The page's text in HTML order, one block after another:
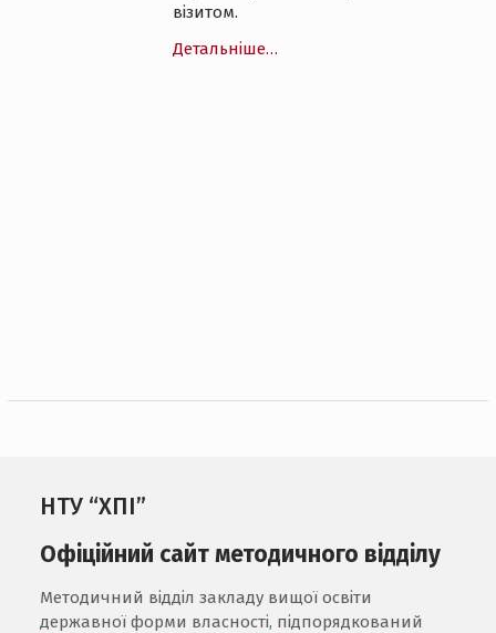
візитом.
Детальніше…
НТУ “ХПІ”
Офіційний сайт методичного відділу
Методичний відділ закладу вищої освіти
державної форми власності, підпорядкований